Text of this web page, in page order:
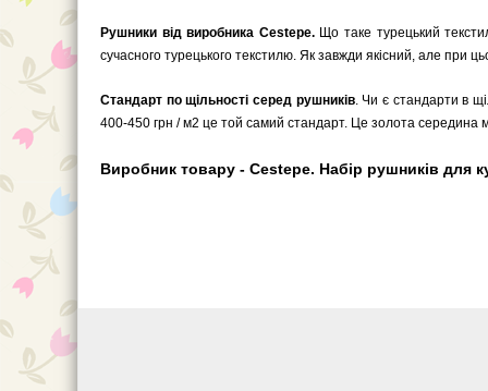
Рушники від виробника Cestepe.Що таке турецький
сучасного турецького текстилю. Як завжди якісний, але при
Стандарт по щільності серед рушників. Чи є стандарти в
400-450 грн / м2 це той самий стандарт. Це золота середина
Виробник товару - Cestepe. Набір рушників для